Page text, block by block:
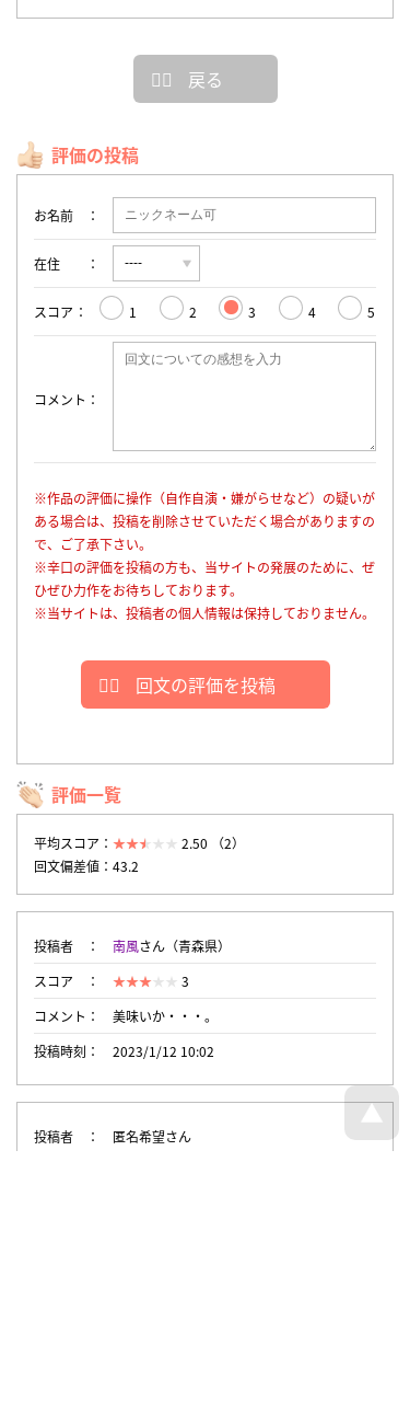
戻る
評価の投稿
お名前
在住
スコア 1 2 3 4 5
コメント
※作品の評価に操作（自作自演・嫌がらせなど）の疑いが
ある場合は、投稿を削除させていただく場合がありますの
で、ご了承下さい。
※辛口の評価を投稿の方も、当サイトの発展のために、ぜ
ひぜひ力作をお待ちしております。
※当サイトは、投稿者の個人情報は保持しておりません。
回文の評価を投稿
評価一覧
平均スコア：
2.50 （2）
回文偏差値：43.2
投稿者 南風さん（青森県）
スコア
3
コメント
美味いか・・・。
投稿時刻
2023/1/12 10:02
投稿者
匿名希望さん